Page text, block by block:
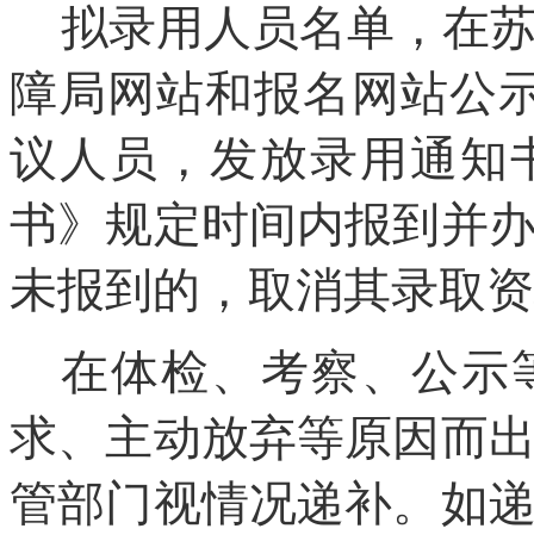
拟录用人员名单，在
障局网站和报名网站公
议人员，发放录用通知
书》规定时间内报到并
未报到的，取消其录取
在体检、考察、公示
求、主动放弃等原因而
管部门视情况递补。如